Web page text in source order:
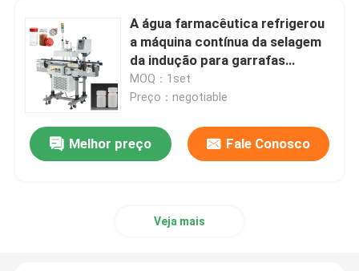
Controle da qualidade
Contacte-nos
Notícia
A água farmacêutica refrigerou
a máquina contínua da selagem
da indução para garrafas
plásticas
MOQ：1set
Preço：negotiable
Melhor preço Fale Conosco
Veja mais